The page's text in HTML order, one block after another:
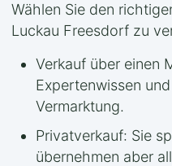
Wählen Sie den
Luckau Freesdorf zu
Verkauf über einen
Expertenwissen
Vermarktung.
Privatverkauf: Sie
übernehmen aber